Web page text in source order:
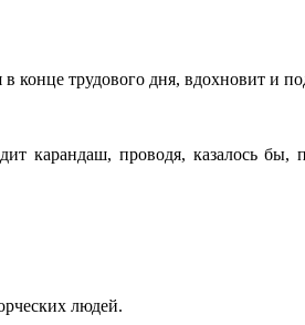
в конце трудового дня, вдохновит и
карандаш, проводя, казалось
людей.